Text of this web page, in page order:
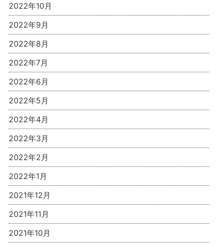
2022年10月
2022年9月
2022年8月
2022年7月
2022年6月
2022年5月
2022年4月
2022年3月
2022年2月
2022年1月
2021年12月
2021年11月
2021年10月